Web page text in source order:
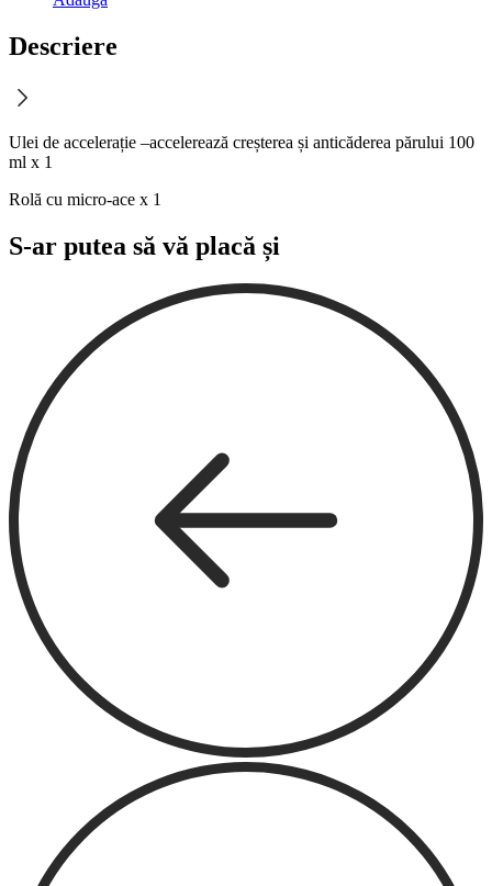
Descriere
Ulei de accelerație –accelerează creșterea și anticăderea părului 100
ml x 1
Rolă cu micro-ace x 1
S-ar putea să vă placă și